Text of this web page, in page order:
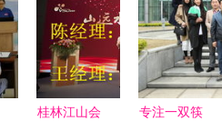
馆推荐，江
山集团战略
合作深化国
际布局
十强半壁江
山，江山集
团表现亮眼
桂林江山会
专注一双筷